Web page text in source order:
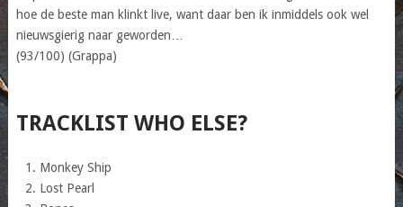
hoe de beste man klinkt live, want daar ben ik inmiddels ook wel
nieuwsgierig naar geworden…
(93/100) (Grappa)
TRACKLIST WHO ELSE?
Monkey Ship
Lost Pearl